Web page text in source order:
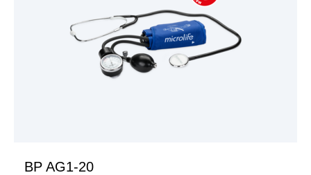
BP AG1-20
ПОСМОТРЕТЬ ИЗДЕЛИЕ